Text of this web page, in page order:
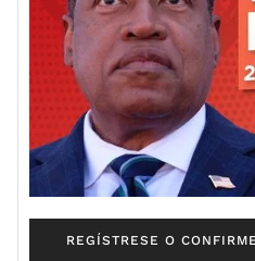
REGÍSTRESE O